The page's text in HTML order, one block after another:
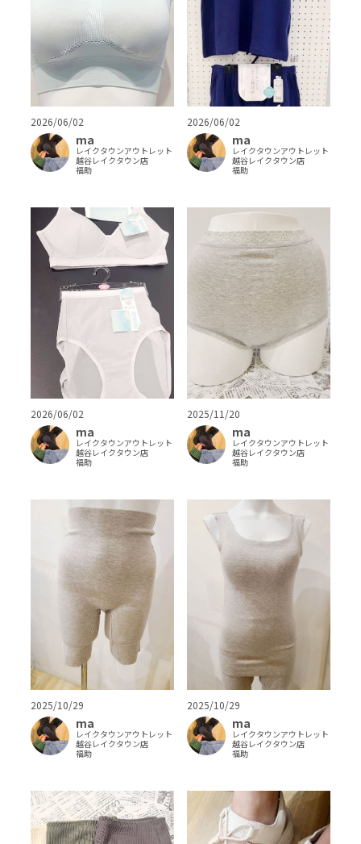
2026/06/02
ma
レイクタウンアウトレット
越谷レイクタウン店
福助
2026/06/02
ma
レイクタウンアウトレット
越谷レイクタウン店
福助
2026/06/02
ma
レイクタウンアウトレット
越谷レイクタウン店
福助
2025/11/20
ma
レイクタウンアウトレット
越谷レイクタウン店
福助
2025/10/29
ma
レイクタウンアウトレット
越谷レイクタウン店
福助
2025/10/29
ma
レイクタウンアウトレット
越谷レイクタウン店
福助